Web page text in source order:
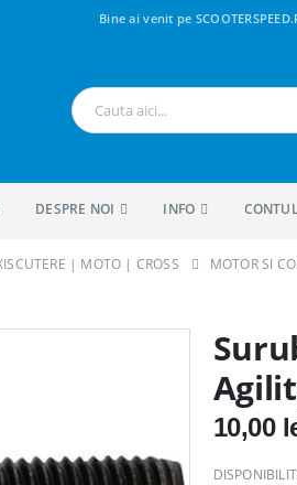
Bine ai venit pe
DESPRE NOI INFO
| MOTO | CROSS MOTOR SI
10,00